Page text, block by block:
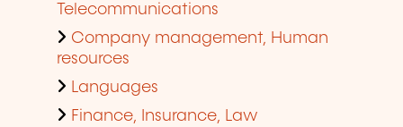
Telecommunications
Company management, Human
resources
Languages
Finance, Insurance, Law